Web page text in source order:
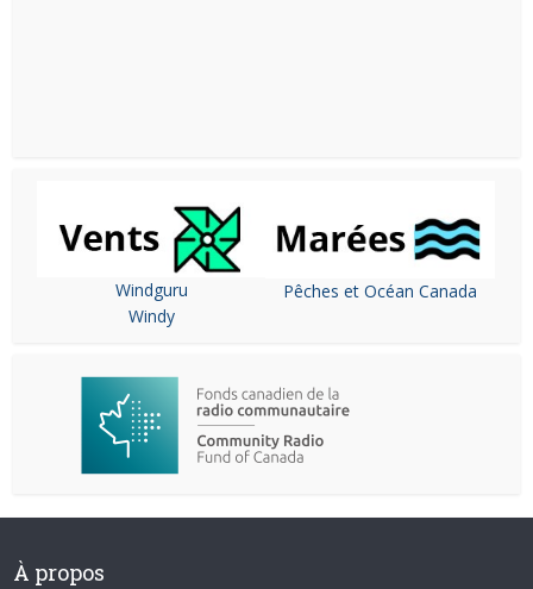
Windguru
Windy
Pêches et Océan Canada
À propos